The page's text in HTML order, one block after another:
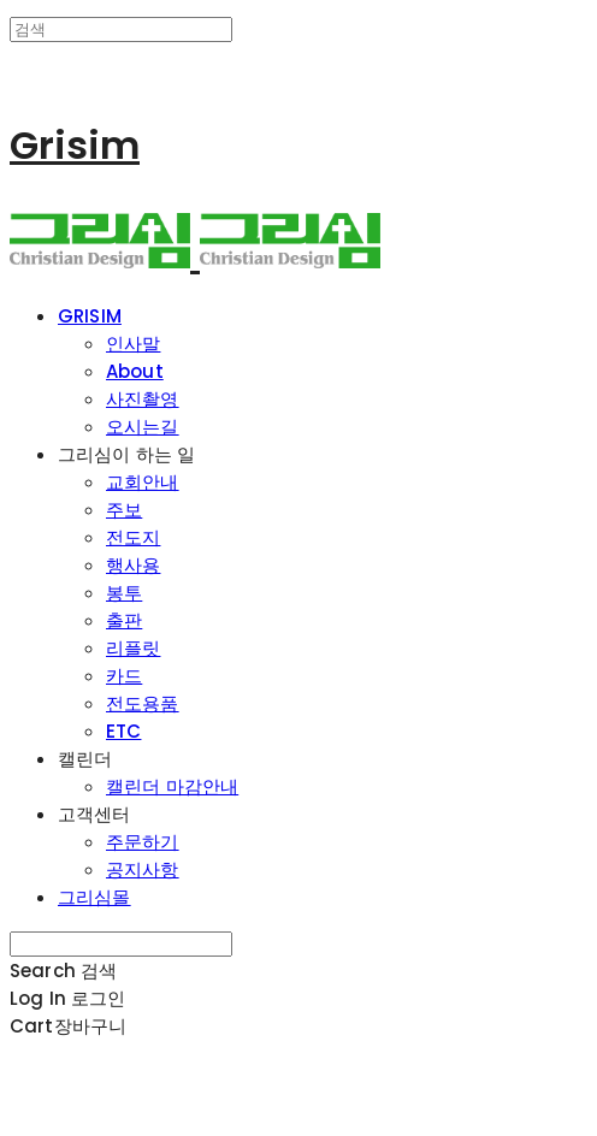
Grisim
GRISIM
인사말
About
사진촬영
오시는길
그리심이 하는 일
교회안내
주보
전도지
행사용
봉투
출판
리플릿
카드
전도용품
ETC
캘린더
캘린더 마감안내
고객센터
주문하기
공지사항
그리심몰
Search 검색
Log In 로그인
Cart장바구니